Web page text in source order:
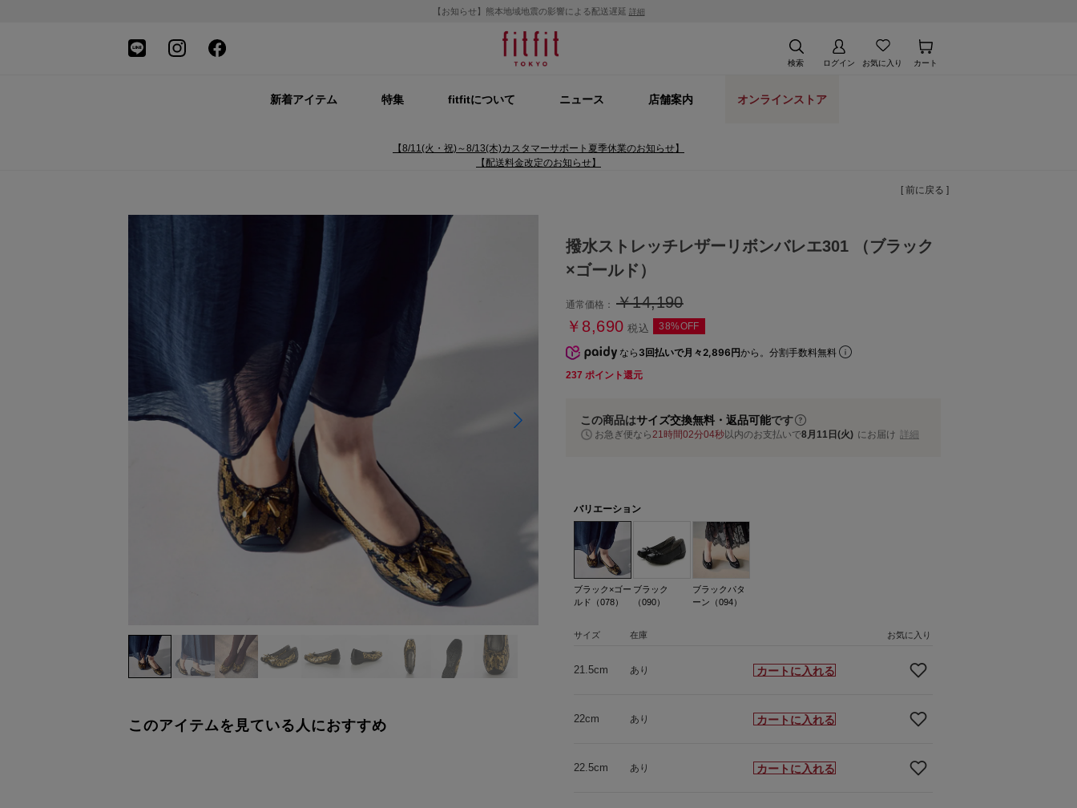
【お知らせ】熊本地域地震の影響による配送遅延 詳細
検索 ログイン お気に入り カート
新着アイテム 特集 fitfitについて ニュース 店舗案内 オンラインストア
【8/11(火・祝)～8/13(木)カスタマーサポート夏季休業のお知らせ】
【配送料金改定のお知らせ】
[ 前に戻る ]
このアイテムを見ている人におすすめ
撥水ストレッチレザーリボンバレエ301 （ブラック
×ゴールド）
通常価格： ￥14,190
￥8,690 税込 38%OFF
なら 3回払いで月々2,896円から。分割手数料無料
237 ポイント還元
この商品はサイズ交換無料・返品可能です
お急ぎ便なら 21時間02分03秒以内のお支払いで8月11日(火) にお届け 詳細
バリエーション
ブラック×ゴー
ルド（078）
ブラック
（090）
ブラックパタ
ーン（094）
サイズ 在庫 お気に入り
21.5cm あり カートに入れる
22cm あり カートに入れる
22.5cm あり カートに入れる